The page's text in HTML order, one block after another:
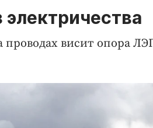
электричества
проводах висит опора